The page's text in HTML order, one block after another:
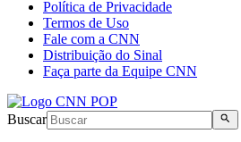
Política de Privacidade
Termos de Uso
Fale com a CNN
Distribuição do Sinal
Faça parte da Equipe CNN
Buscar